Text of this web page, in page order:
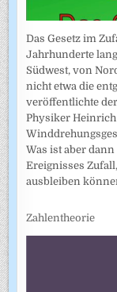
Das Gesetz im
Jahrhunderte
Südwest, von
nicht etwa die
veröffentlichte
Physiker
Was ist aber
Ereignisses
ausbleiben
Zahlentheorie